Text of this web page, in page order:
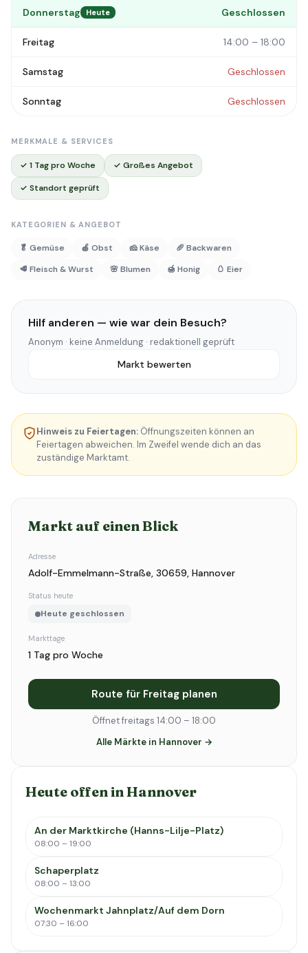
Donnerstag Heute Geschlossen
Freitag 14:00 – 18:00
Samstag Geschlossen
Sonntag Geschlossen
MERKMALE & SERVICES
✓ 1 Tag pro Woche ✓ Großes Angebot
✓ Standort geprüft
KATEGORIEN & ANGEBOT
🥬 Gemüse 🍎 Obst 🧀 Käse
🥖 Backwaren
🥩 Fleisch & Wurst
🌸 Blumen 🍯 Honig 🥚 Eier
Hilf anderen — wie war dein Besuch?
Anonym · keine Anmeldung · redaktionell geprüft
Markt bewerten
Hinweis zu Feiertagen: Öffnungszeiten können an
Feiertagen abweichen. Im Zweifel wende dich an das
zuständige Marktamt.
Markt auf einen Blick
Adresse
Adolf-Emmelmann-Straße, 30659, Hannover
Status heute
Heute geschlossen
Markttage
1 Tag pro Woche
Route für Freitag planen
Öffnet freitags 14:00 – 18:00
Alle Märkte in Hannover →
Heute offen in Hannover
An der Marktkirche (Hanns-Lilje-Platz)
08:00 – 19:00
Schaperplatz
08:00 – 13:00
Wochenmarkt Jahnplatz/Auf dem Dorn
07:30 – 16:00